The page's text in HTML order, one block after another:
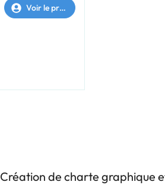
Voir le profil
Création de charte graphique